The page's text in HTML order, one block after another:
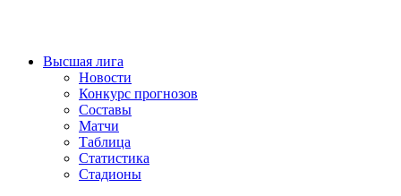
Высшая лига
Новости
Конкурс прогнозов
Составы
Матчи
Таблица
Статистика
Стадионы